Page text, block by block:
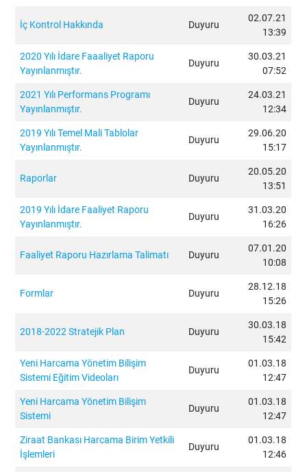
İç Kontrol Hakkında Duyuru
02.07.21
13:39
2020 Yılı İdare Faaaliyet Raporu
Yayınlanmıştır.
Duyuru
30.03.21
07:52
2021 Yılı Performans Programı
Yayınlanmıştır.
Duyuru
24.03.21
12:34
2019 Yılı Temel Mali Tablolar
Yayınlanmıştır.
Duyuru
29.06.20
15:17
Raporlar Duyuru
20.05.20
13:51
2019 Yılı İdare Faaliyet Raporu
Yayınlanmıştır.
Duyuru
31.03.20
16:26
Faaliyet Raporu Hazırlama Talimatı Duyuru
07.01.20
10:08
Formlar Duyuru
28.12.18
15:26
2018-2022 Stratejik Plan Duyuru
30.03.18
15:42
Yeni Harcama Yönetim Bilişim
Sistemi Eğitim Videoları
Duyuru
01.03.18
12:47
Yeni Harcama Yönetim Bilişim
Sistemi
Duyuru
01.03.18
12:47
Ziraat Bankası Harcama Birim Yetkili
İşlemleri
Duyuru
01.03.18
12:46